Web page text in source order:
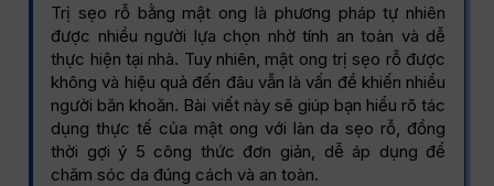
Trị sẹo rỗ bằng mật ong là phương pháp tự nhiên
được nhiều người lựa chọn nhờ tính an toàn và dễ
thực hiện tại nhà. Tuy nhiên, mật ong trị sẹo rỗ được
không và hiệu quả đến đâu vẫn là vấn đề khiến nhiều
người băn khoăn. Bài viết này sẽ giúp bạn hiểu rõ tác
dụng thực tế của mật ong với làn da sẹo rỗ, đồng
thời gợi ý 5 công thức đơn giản, dễ áp dụng để
chăm sóc da đúng cách và an toàn.